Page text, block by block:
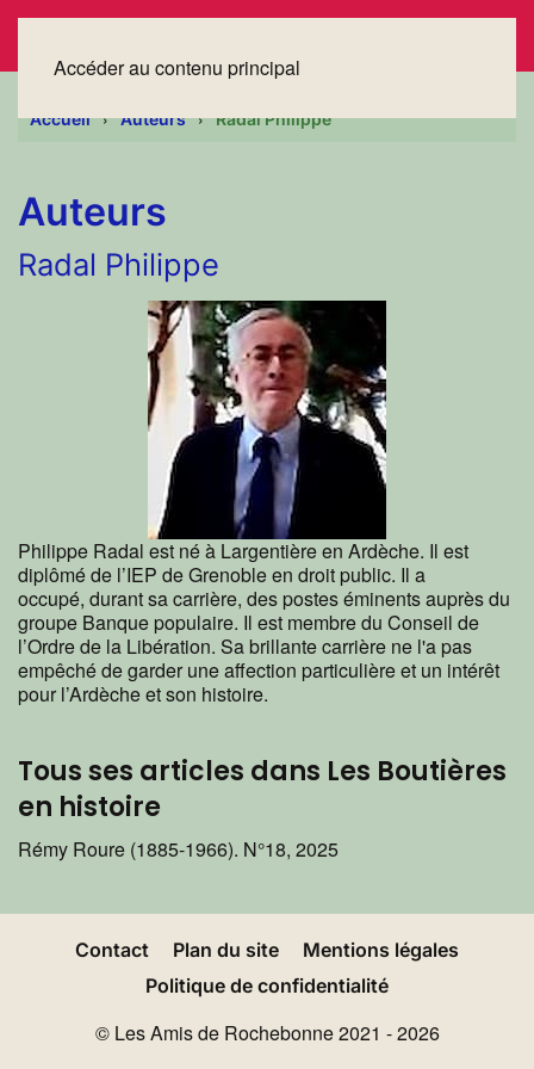
Accéder au contenu principal
Accueil Auteurs Radal Philippe
Auteurs
Radal Philippe
Philippe Radal est né à Largentière en Ardèche. Il est
diplômé de l’IEP de Grenoble en droit public. Il a
occupé, durant sa carrière, des postes éminents auprès du
groupe Banque populaire. Il est membre du Conseil de
l’Ordre de la Libération. Sa brillante carrière ne l'a pas
empêché de garder une affection particulière et un intérêt
pour l’Ardèche et son histoire.
Tous ses articles dans Les Boutières
en histoire
Rémy Roure (1885-1966). N°18, 2025
Contact Plan du site
Mentions légales
Politique de confidentialité
© Les Amis de Rochebonne 2021 - 2026